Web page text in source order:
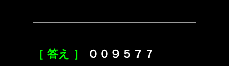
［ 答え ］ ００９５７７